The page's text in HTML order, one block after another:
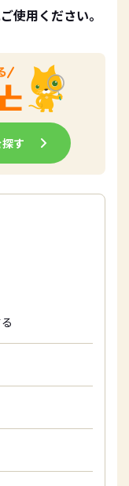
使用ください。
す